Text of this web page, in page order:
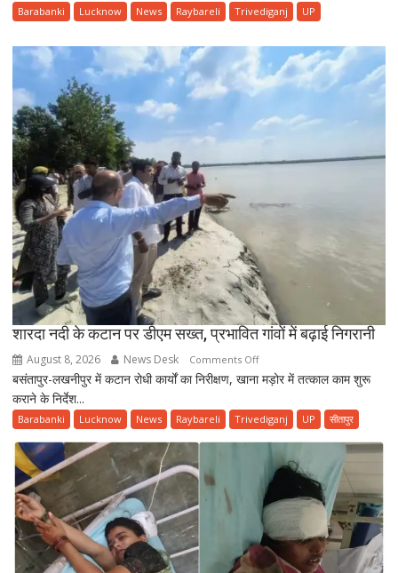
10
पांच
त्वरित
के
निर्देश
Barabanki Lucknow News Raybareli Trivediganj UP
शारदा नदी के कटान पर डीएम सख्त, प्रभावित गांवों में बढ़ाई निगरानी
August 8, 2026 News Desk Comments Offon
शारदा
के
डीएम
सख्त,
प्रभावित
गांवों
में
बसंतापुर-लखनीपुर में कटान रोधी कार्यों का निरीक्षण, खाना मड़ोर में तत्काल काम शुरू
कराने के निर्देश...
Barabanki Lucknow News Raybareli Trivediganj UP सीतापुर